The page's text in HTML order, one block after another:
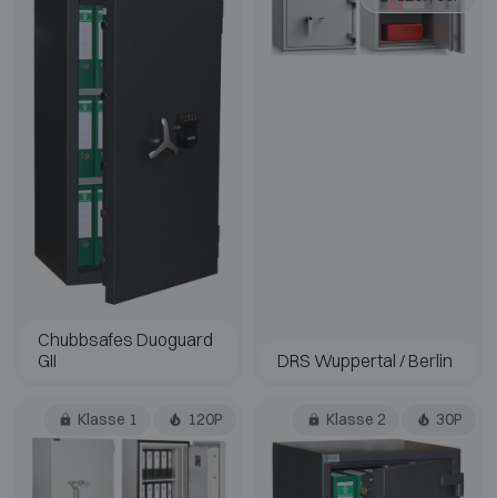
Chubbsafes Duoguard
GII
DRS Wuppertal / Berlin
Klasse 1 120P Klasse 2 30P